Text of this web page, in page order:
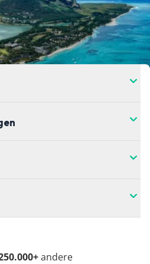
andere